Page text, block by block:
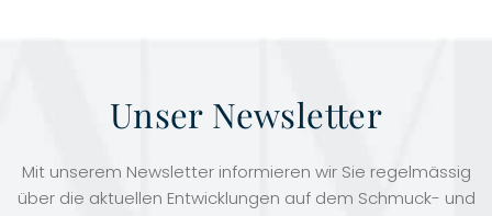
Unser Newsletter
Mit unserem Newsletter informieren wir Sie regelmässig
über die aktuellen Entwicklungen auf dem Schmuck- und